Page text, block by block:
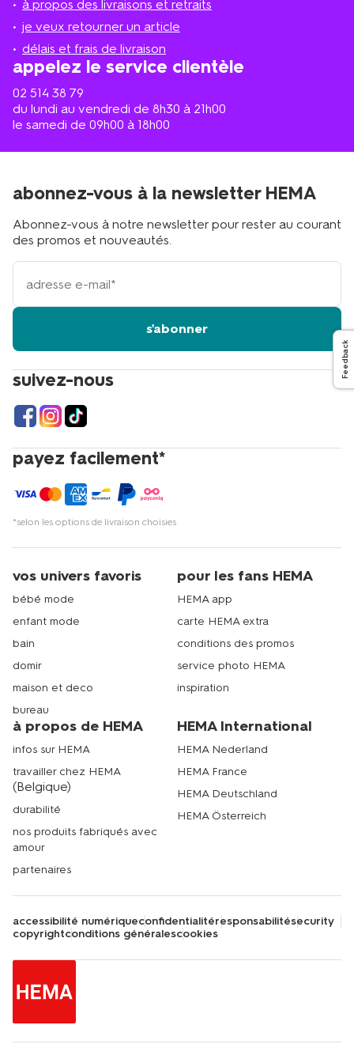
à propos des livraisons et retraits
je veux retourner un article
délais et frais de livraison
appelez le service clientèle
02 514 38 79
du lundi au vendredi de 8h30 à 21h00
le samedi de 09h00 à 18h00
le
plus
proche
suivez-nous
payez facilement*
*selon les options de livraison choisies
abonnez-vous à la newsletter HEMA
Abonnez-vous à notre newsletter pour rester au courant
des promos et nouveautés.
votre
adresse
s'abonner
vos univers favoris
bébé mode
enfant mode
bain
domir
maison et deco
bureau
pour les fans HEMA
HEMA app
carte HEMA extra
conditions des promos
service photo HEMA
inspiration
à propos de HEMA
infos sur HEMA
travailler chez HEMA
(Belgique)
durabilité
nos produits fabriqués avec
amour
partenaires
HEMA International
HEMA Nederland
HEMA France
HEMA Deutschland
HEMA Österreich
accessibilité numériqueconfidentialitéresponsabilitésecurity
copyrightconditions généralescookies
Feedback